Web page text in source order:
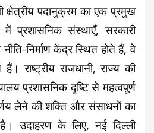
पदानुक्रम का एक प्रमुख
प्रशासनिक संस्थाएँ, सरकारी
निर्माण केंद्र स्थित होते हैं, वे
राष्ट्रीय राजधानी, राज्य की
प्रशासनिक दृष्टि से महत्वपूर्ण
लेने की शक्ति और संसाधनों का
उदाहरण के लिए, नई दिल्ली